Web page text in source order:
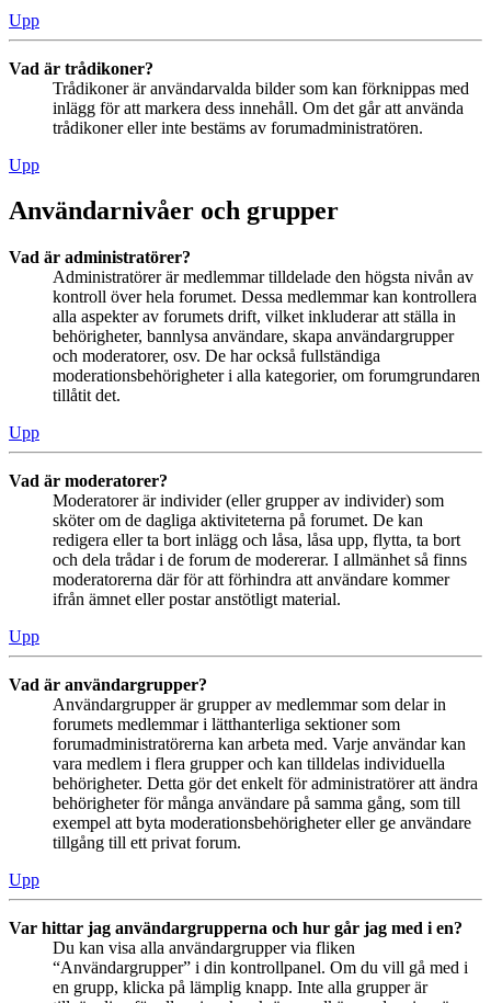
Upp
Vad är trådikoner?
Trådikoner är användarvalda bilder som kan förknippas med
inlägg för att markera dess innehåll. Om det går att använda
trådikoner eller inte bestäms av forumadministratören.
Upp
Användarnivåer och grupper
Vad är administratörer?
Administratörer är medlemmar tilldelade den högsta nivån av
kontroll över hela forumet. Dessa medlemmar kan kontrollera
alla aspekter av forumets drift, vilket inkluderar att ställa in
behörigheter, bannlysa användare, skapa användargrupper
och moderatorer, osv. De har också fullständiga
moderationsbehörigheter i alla kategorier, om forumgrundaren
tillåtit det.
Upp
Vad är moderatorer?
Moderatorer är individer (eller grupper av individer) som
sköter om de dagliga aktiviteterna på forumet. De kan
redigera eller ta bort inlägg och låsa, låsa upp, flytta, ta bort
och dela trådar i de forum de modererar. I allmänhet så finns
moderatorerna där för att förhindra att användare kommer
ifrån ämnet eller postar anstötligt material.
Upp
Vad är användargrupper?
Användargrupper är grupper av medlemmar som delar in
forumets medlemmar i lätthanterliga sektioner som
forumadministratörerna kan arbeta med. Varje användar kan
vara medlem i flera grupper och kan tilldelas individuella
behörigheter. Detta gör det enkelt för administratörer att ändra
behörigheter för många användare på samma gång, som till
exempel att byta moderationsbehörigheter eller ge användare
tillgång till ett privat forum.
Upp
Var hittar jag användargrupperna och hur går jag med i en?
Du kan visa alla användargrupper via fliken
“Användargrupper” i din kontrollpanel. Om du vill gå med i
en grupp, klicka på lämplig knapp. Inte alla grupper är